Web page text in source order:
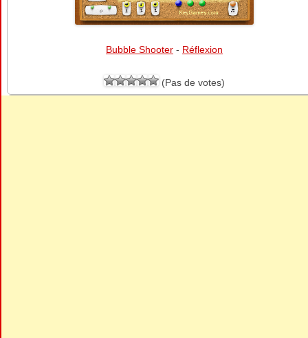
Bubble Shooter - Réflexion
(Pas de votes)